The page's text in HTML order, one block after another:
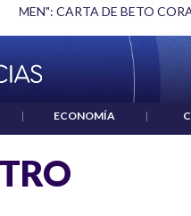
CARTA DE BETO
| ECONOMÍA |